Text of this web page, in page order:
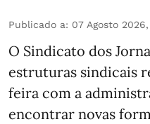
Publicado a: 07 Agosto 2026,
O Sindicato dos
estruturas sindicais
feira com a
encontrar novas